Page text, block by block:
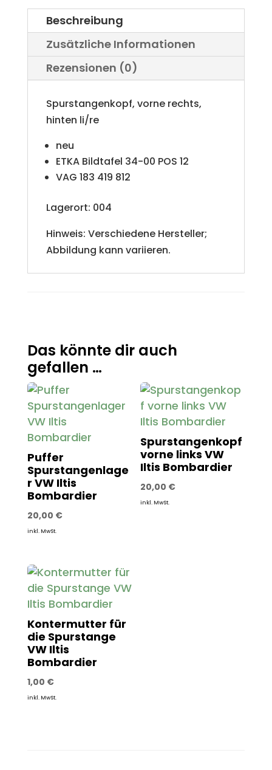
Bombardier
Menge
Beschreibung
Zusätzliche Informationen
Rezensionen (0)
Spurstangenkopf, vorne rechts,
hinten li/re
neu
ETKA Bildtafel 34-00 POS 12
VAG 183 419 812
Lagerort: 004
Hinweis: Verschiedene Hersteller;
Abbildung kann variieren.
Das könnte dir auch
gefallen …
Puffer
Spurstangenlage
r VW Iltis
Bombardier
20,00 €
inkl. MwSt.
Spurstangenkopf
vorne links VW
Iltis Bombardier
20,00 €
inkl. MwSt.
Kontermutter für
die Spurstange
VW Iltis
Bombardier
1,00 €
inkl. MwSt.